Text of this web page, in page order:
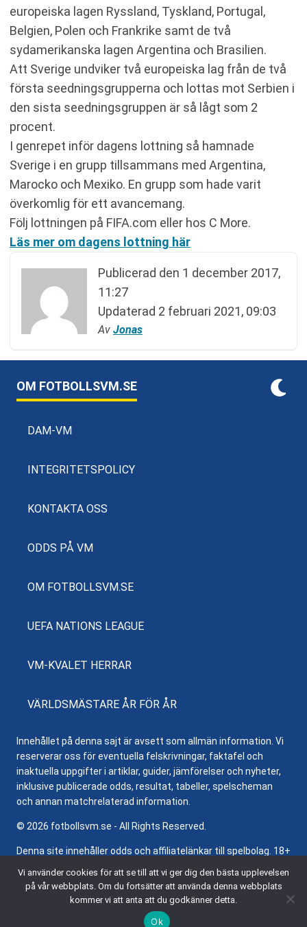
europeiska lagen Ryssland, Tyskland, Portugal,
Belgien, Polen och Frankrike samt de två
sydamerikanska lagen Argentina och Brasilien.
Att Sverige undviker två europeiska lag från de två
första seedningsgrupperna och lottas mot Serbien i
den sista seedningsgruppen är så lågt som 2
procent.
I genrepet inför dagens lottning så hamnade
Sverige i en grupp tillsammans med Argentina,
Marocko och Mexiko. En grupp som hade varit
överkomlig för ett avancemang.
Följ lottningen på FIFA.com eller hos C More.
Läs mer om dagens lottning här
Publicerad den 1 december 2017,
11:27
Updaterad 2 februari 2021, 09:03
Av Jonas
OM FOTBOLLSVM.SE
DAM-VM
INTEGRITETSPOLICY
KONTAKTA OSS
ODDS PÅ VM
OM FOTBOLLSVM.SE
UEFA NATIONS LEAGUE
VM-KVALET HERRAR
VÄRLDSMÄSTARE ÅR FÖR ÅR
Innehållet på denna sajt är avsett som allmän information. Vi
reserverar oss för eventuella felskrivningar, faktafel och
inaktuella uppgifter i artiklar, guider, jämförelser och nyheter,
inklusive publicerade odds, resultat, tabeller, spelscheman
och annan matchrelaterad information.
© 2026 fotbollsvm.se - All Rights Reserved.
Denna site innehåller odds och affiliatelänkar till spelbolag. 18+
information om ansvarsfullt spelande.
Vi använder cookies för att se till att vi ger dig den bästa upplevelsen
på vår webbplats. Om du fortsätter att använda denna webbplats
kommer vi att anta att du godkänner detta.
Ok